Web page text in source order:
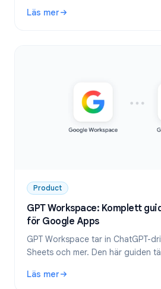
Den kompletta funktionsguiden.
Läs mer
: Funktioner i Google Forms:
Product
GPT Workspace: Komplett
för Google Apps
GPT Workspace tar in ChatGPT-
Sheets och mer. Den här guiden
Läs mer
: GPT Workspace: Komplett